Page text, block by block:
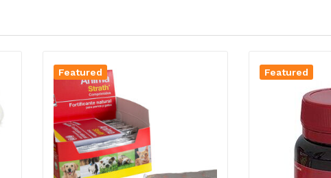
Featured Featured